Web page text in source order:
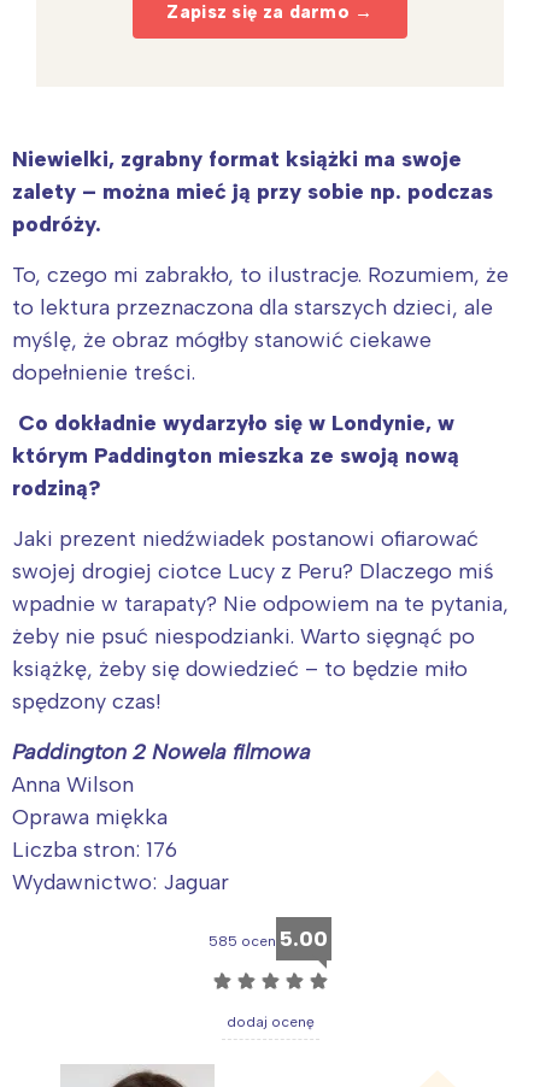
Zapisz się za darmo →
Niewielki, zgrabny format książki ma swoje
zalety – można mieć ją przy sobie np. podczas
podróży.
To, czego mi zabrakło, to ilustracje. Rozumiem, że
to lektura przeznaczona dla starszych dzieci, ale
myślę, że obraz mógłby stanowić ciekawe
dopełnienie treści.
Co dokładnie wydarzyło się w Londynie, w
którym Paddington mieszka ze swoją nową
rodziną?
Jaki prezent niedźwiadek postanowi ofiarować
swojej drogiej ciotce Lucy z Peru? Dlaczego miś
wpadnie w tarapaty? Nie odpowiem na te pytania,
żeby nie psuć niespodzianki. Warto sięgnąć po
książkę, żeby się dowiedzieć – to będzie miło
spędzony czas!
Paddington 2 Nowela filmowa
Anna Wilson
Oprawa miękka
Liczba stron: 176
Wydawnictwo: Jaguar
585 ocen 5.00
☆ ☆ ☆ ☆ ☆
dodaj ocenę